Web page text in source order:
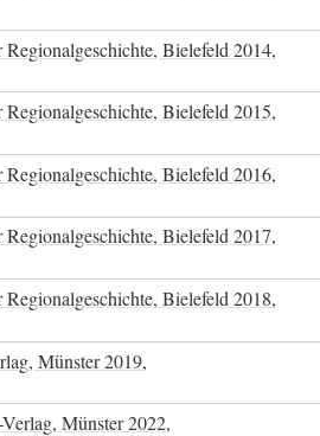
Bielefeld 2014,
Bielefeld 2015,
Bielefeld 2016,
Bielefeld 2017,
Bielefeld 2018,
Münster 2019,
Münster 2022,